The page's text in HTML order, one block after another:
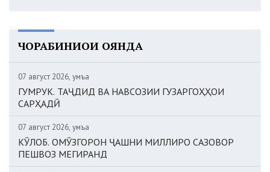
ЧОРАБИНИҲОИ ОЯНДА
07 август 2026, Ҷумъа
ГУМРУК. ТАҶДИД ВА НАВСОЗИИ ГУЗАРГОҲҲОИ
САРҲАДӢ
07 август 2026, Ҷумъа
КӮЛОБ. ОМӮЗГОРОН ҶАШНИ МИЛЛИРО САЗОВОР
ПЕШВОЗ МЕГИРАНД